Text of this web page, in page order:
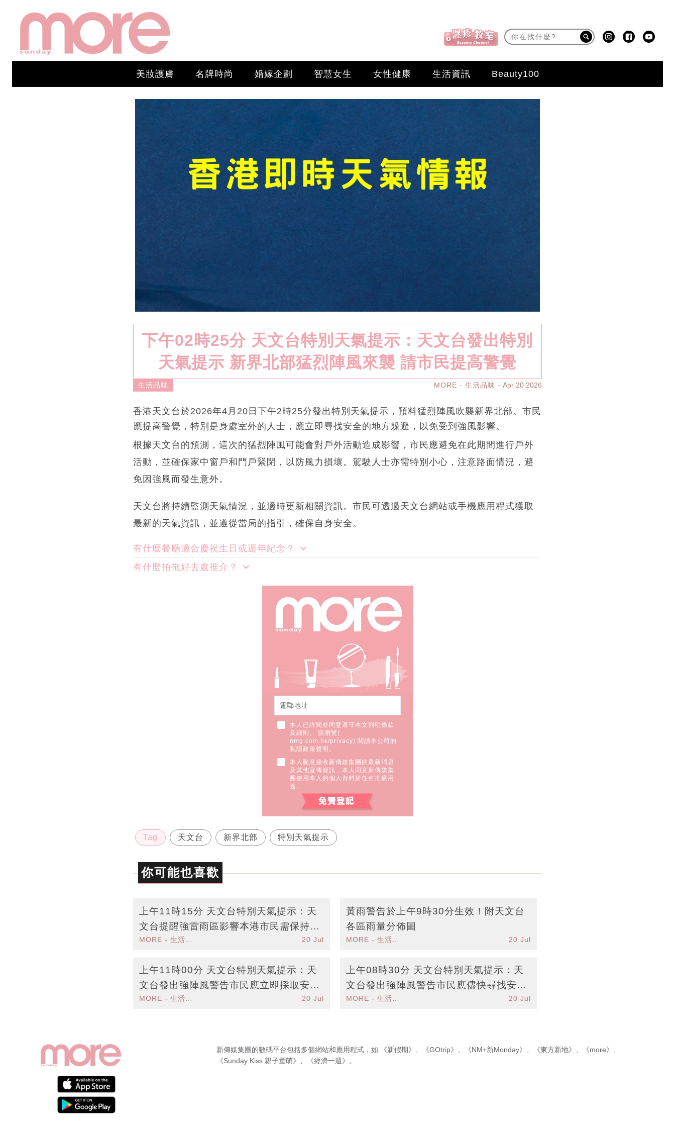
美妝護膚 名牌時尚 婚嫁企劃 智慧女生 女性健康 生活資訊 Beauty100
下午02時25分 天文台特別天氣提示：天文台發出特別
天氣提示 新界北部猛烈陣風來襲 請市民提高警覺
生活品味 MORE - 生活品味 Apr 20 2026
香港天文台於2026年4月20日下午2時25分發出特別天氣提示，預料猛烈陣風吹襲新界北部。市民
應提高警覺，特別是身處室外的人士，應立即尋找安全的地方躲避，以免受到強風影響。
根據天文台的預測，這次的猛烈陣風可能會對戶外活動造成影響，市民應避免在此期間進行戶外
活動，並確保家中窗戶和門戶緊閉，以防風力損壞。駕駛人士亦需特別小心，注意路面情況，避
免因強風而發生意外。
天文台將持續監測天氣情況，並適時更新相關資訊。市民可透過天文台網站或手機應用程式獲取
最新的天氣資訊，並遵從當局的指引，確保自身安全。
有什麼餐廳適合慶祝生日或週年紀念？
有什麼拍拖好去處推介？
本人已詳閱並同意遵守本文列明條款
及細則。 請瀏覽(
nmg.com.hk/privacy) 閱讀本公司的
私隱政策聲明。
本人願意接收新傳媒集團的最新消息
及其他宣傳資訊，本人同意新傳媒集
團使用本人的個人資料於任何推廣用
途。
Tag 天文台 新界北部 特別天氣提示
你可能也喜歡
上午11時15分 天文台特別天氣提示：天
文台提醒強雷雨區影響本港市民需保持警
惕
20 Jul
黃雨警告於上午9時30分生效！附天文台
各區雨量分佈圖
20 Jul
上午11時00分 天文台特別天氣提示：天
文台發出強陣風警告市民應立即採取安全
措施
MORE - 生活品味 20 Jul
上午08時30分 天文台特別天氣提示：天
文台發出強陣風警告市民應儘快尋找安全
地方
MORE - 生活品味 20 Jul
新傳媒集團的數碼平台包括多個網站和應用程式，如 《新假期》 、 《GOtrip》 、 《NM+新Monday》 、 《東方新地》 、 《more》 、
《Sunday Kiss 親子童萌》 、 《經濟一週》 。